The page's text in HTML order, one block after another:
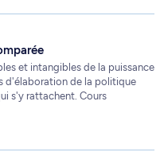
et intangibles de la puissance
d'élaboration de la politique
s'y rattachent. Cours